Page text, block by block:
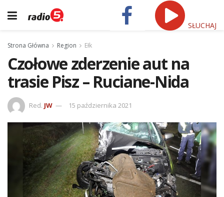
SŁUCHAJ
Strona Główna Region Ełk
Czołowe zderzenie aut na
trasie Pisz – Ruciane-Nida
Red. JW 15 października 2021